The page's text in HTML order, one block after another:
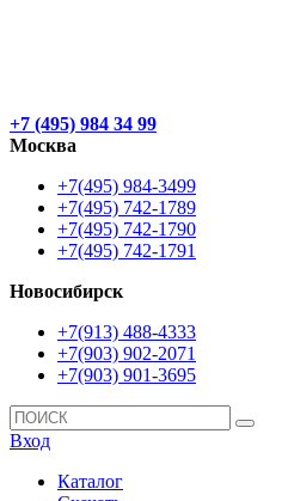
+7 (495) 984 34 99
Москва
+7(495) 984-3499
+7(495) 742-1789
+7(495) 742-1790
+7(495) 742-1791
Новосибирск
+7(913) 488-4333
+7(903) 902-2071
+7(903) 901-3695
Вход
Каталог